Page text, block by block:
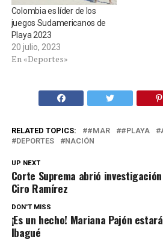
Colombia es líder de los
juegos Sudamericanos de
Playa 2023
20 julio, 2023
En «Deportes»
RELATED TOPICS: #MAR #PLAYA
DEPORTES
NACIÓN
UP NEXT
Corte Suprema abrió
Ciro Ramírez
DON'T MISS
¡Es un hecho! Mariana Pajón
Ibagué